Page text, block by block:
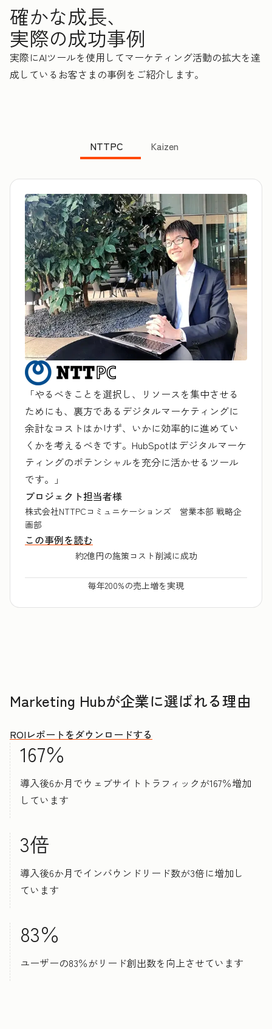
確かな成長、
実際の成功事例
実際にAIツールを使用してマーケティング活動の拡大を達
成しているお客さまの事例をご紹介します。
NTTPC Kaizen
「やるべきことを選択し、リソースを集中させる
ためにも、裏方であるデジタルマーケティングに
余計なコストはかけず、いかに効率的に進めてい
くかを考えるべきです。HubSpotはデジタルマーケ
ティングのポテンシャルを充分に活かせるツール
です。」
プロジェクト担当者様
株式会社NTTPCコミュニケーションズ 営業本部 戦略企
画部
この事例を読む
約2億円の施策コスト削減に成功
毎年200%の売上増を実現
Marketing Hubが企業に選ばれる理由
ROIレポートをダウンロードする
167％
導入後6か月でウェブサイトトラフィックが167％増加
しています
3倍
導入後6か月でインバウンドリード数が3倍に増加し
ています
83％
ユーザーの83％がリード創出数を向上させています